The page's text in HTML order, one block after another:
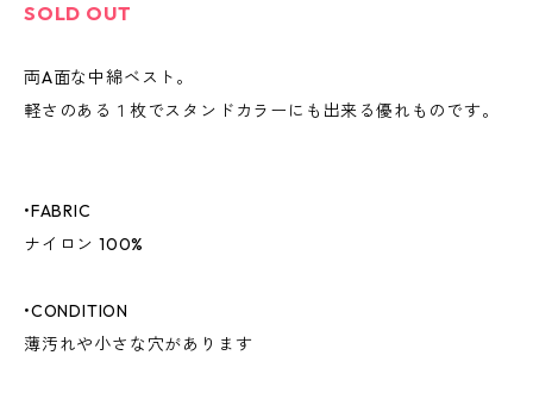
SOLD OUT
両A面な中綿ベスト。
軽さのある１枚でスタンドカラーにも出来る優れものです。
•FABRIC
ナイロン 100%
•CONDITION
薄汚れや小さな穴があります